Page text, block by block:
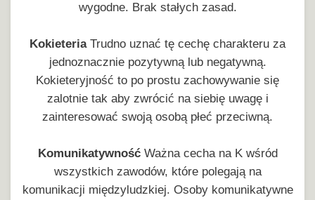
wygodne. Brak stałych zasad.
KokieteriaTrudno uznać tę cechę charakteru za
jednoznacznie pozytywną lub negatywną.
Kokieteryjność to po prostu zachowywanie się
zalotnie tak aby zwrócić na siebię uwagę i
zainteresować swoją osobą płeć przeciwną.
KomunikatywnośćWażna cecha na K wśród
wszystkich zawodów, które polegają na
komunikacji międzyludzkiej. Osoby komunikatywne